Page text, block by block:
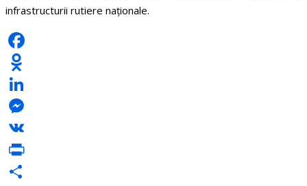
infrastructurii rutiere naționale.
Facebook
Odnoklassniki
LinkedIn
Messenger
VK
PrintFriendly